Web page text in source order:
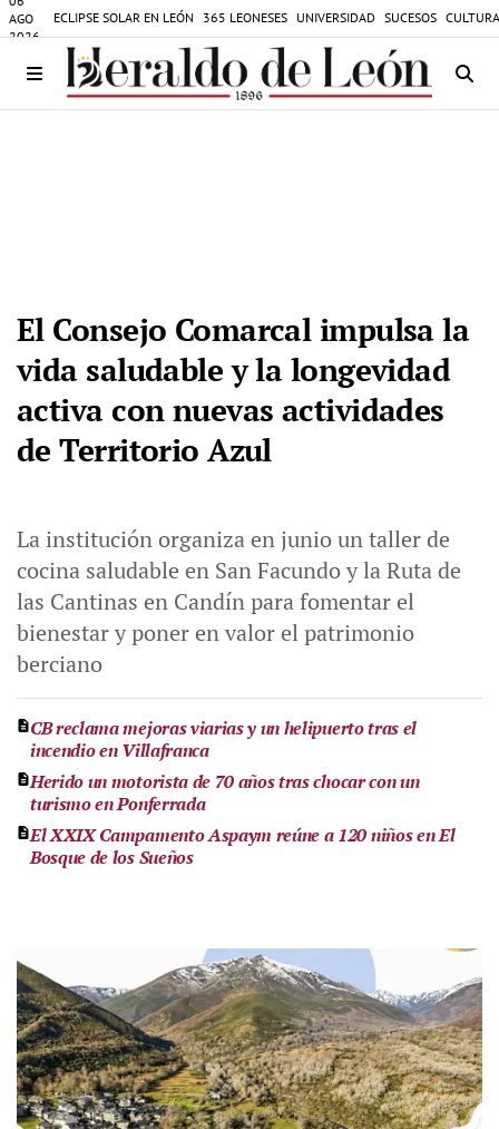
AGO
2026
ECLIPSE SOLAR EN LEÓN 365 LEONESES UNIVERSIDAD SUCESOS
El Consejo Comarcal impulsa la
vida saludable y la longevidad
activa con nuevas actividades
de Territorio Azul
La institución organiza en junio un taller de
cocina saludable en San Facundo y la Ruta de
las Cantinas en Candín para fomentar el
bienestar y poner en valor el patrimonio
berciano
CB reclama mejoras viarias y un helipuerto tras el
incendio en Villafranca
Herido un motorista de 70 años tras chocar con un
turismo en Ponferrada
El XXIX Campamento Aspaym reúne a 120 niños en El
Bosque de los Sueños